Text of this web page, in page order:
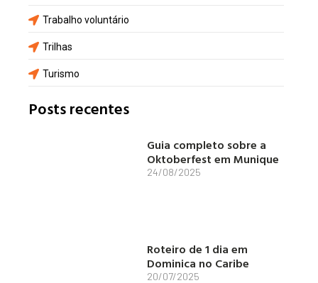
Trabalho voluntário
Trilhas
Turismo
Posts recentes
Guia completo sobre a
Oktoberfest em Munique
24/08/2025
Roteiro de 1 dia em
Dominica no Caribe
20/07/2025